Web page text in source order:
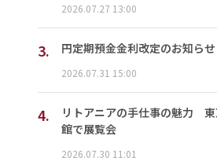
2026.07.27 13:00
3. 円定期預金金利改定のお知らせ
2026.07.31 15:00
4.
リトアニアの手仕事の魅力
館で展覧会
2026.07.30 11:01